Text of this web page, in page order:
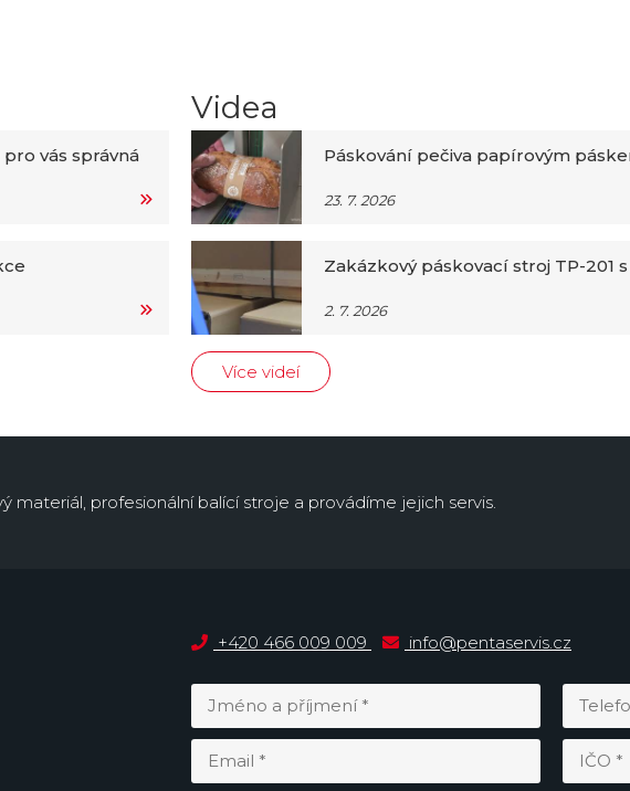
pro vás správná
Videa
Páskování pečiva papírovým
23. 7. 2026
Zakázkový páskovací stroj TP-201
2. 7. 2026
Více videí
materiál, profesionální balící stroje a provádíme jejich servis.
+420 466 009 009 info@pentaservis.cz